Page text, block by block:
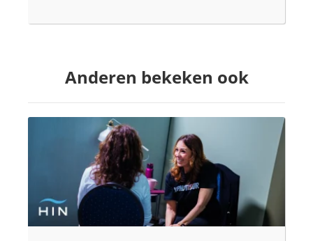
Anderen bekeken ook